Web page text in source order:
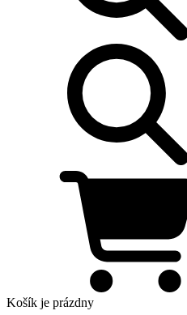
Košík je prázdny